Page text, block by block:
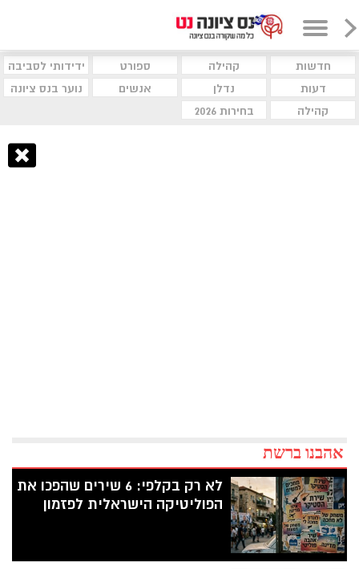
חדשות קהילה ספורט
ידידותי לסביבה
דעות
נדלן אנשים
נוער בנס ציונה
קהילה
בחירות 2026
אהבנו ברשת
לא רק בקלפי: 6 שירים שהפכו את
הפוליטיקה הישראלית לפזמון